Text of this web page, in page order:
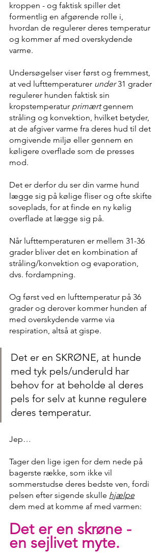
kroppen - og faktisk spiller det
formentlig en afgørende rolle i,
hvordan de regulerer deres temperatur
og kommer af med overskydende
varme.
Undersøgelser viser først og fremmest,
at ved lufttemperaturer under 31 grader
regulerer hunden faktisk sin
kropstemperatur primært gennem
stråling og konvektion, hvilket betyder,
at de afgiver varme fra deres hud til det
omgivende miljø eller gennem en
køligere overflade som de presses
mod.
Det er derfor du ser din varme hund
lægge sig på kølige fliser og ofte skifte
soveplads, for at finde en ny kølig
overflade at lægge sig på.
Når lufttemperaturen er mellem 31-36
grader bliver det en kombination af
stråling/konvektion og evaporation,
dvs. fordampning.
Og først ved en lufttemperatur på 36
grader og derover kommer hunden af
med overskydende varme via
respiration, altså at gispe.
Det er en SKRØNE, at hunde
med tyk pels/underuld har
behov for at beholde al deres
pels for selv at kunne regulere
deres temperatur.
Jep…
Tager den lige igen for dem nede på
bagerste række, som ikke vil
sommerstudse deres bedste ven, fordi
pelsen efter sigende skulle hjælpe
dem med at komme af med varmen:
Det er en skrøne -
en sejlivet myte.